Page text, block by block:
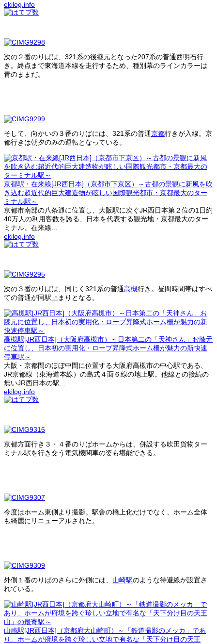
ekilog.info
次の２番のりばは、321系の後継元となった207系の普通西明石行
き。終点まで東海道本線を走行するため、種別幕のラインカラーは
青のままだ。
そして、向かいの３番のりばには、321系の普通京都行きが入線。京
都行きは朝夕のみの運転となっている。
京都駅・在来線[JR西日本]（京都市下京区）～古都の景観に新風を吹
き込む超近代的巨大建造物が眩しい国際観光都市・京都最大のター
ミナル駅～
京都市南部の八条通に位置し、大阪駅に次ぐJR西日本第２位の1日約
40万人の利用客数を誇る、日本を代表する観光地・京都最大のター
ミナル。在来線...
ekilog.info
次の３番のりばは、同じく321系の普通高槻行き。昼間時間帯はすべ
ての普通が同駅止まりとなる。
高槻駅[JR西日本]（大阪府高槻市）～日本第二の「天神さん」お膝元
に位置し、日本初の実用化・ロープ昇降式ホーム柵が魅力の新快速
停車駅～
大阪・京都間のほぼ中間に位置する大阪府高槻市の中心駅である、
JR京都線（東海道本線）の島式４面６線の地上駅。他線との接続の
無いJR西日本の駅...
ekilog.info
京都方面行き３・４番のりばホームからは、併設する吹田貨物ター
ミナル駅を行き交う電気機関車の姿も堪能できる。
今度はホーム東側より撮影。駅舎の橋上化だけでなく、ホーム全体
も綺麗にリニューアルされた。
外側１番のりばのさらに外側には、 山崎駅のような待避線が設置さ
れている。
山崎駅[JR西日本]（京都府大山崎町）～「鉄道撮影のメッカ」であ
り、ホームが府境を跨ぐ珍しい立地で有名な「天下分け目の天王